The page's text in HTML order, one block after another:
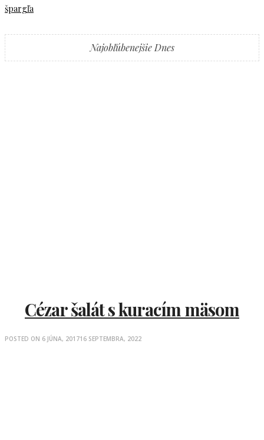
špargľa
Najobľúbenejšie Dnes
Cézar šalát s kuracím mäsom
POSTED ON 6 JÚNA, 201716 SEPTEMBRA, 2022